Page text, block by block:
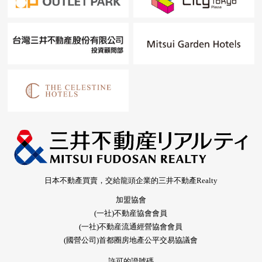
日本不動產買賣，交給龍頭企業的三井不動產Realty
加盟協會
(一社)不動産協會會員
(一社)不動産流通經營協會會員
(國營公司)首都圈房地產公平交易協議會